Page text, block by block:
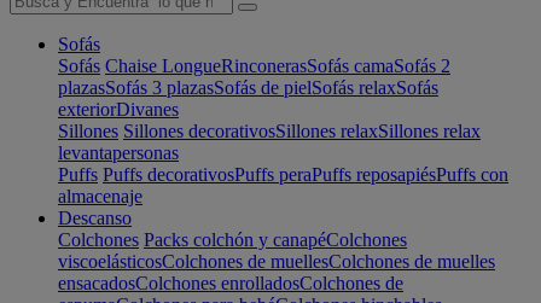
Sofás
Sofás Chaise LongueRinconerasSofás camaSofás 2
plazasSofás 3 plazasSofás de pielSofás relaxSofás
exteriorDivanes
Sillones Sillones decorativosSillones relaxSillones relax
levantapersonas
Puffs Puffs decorativosPuffs peraPuffs reposapiésPuffs con
almacenaje
Descanso
Colchones Packs colchón y canapéColchones
viscoelásticosColchones de muellesColchones de muelles
ensacadosColchones enrolladosColchones de